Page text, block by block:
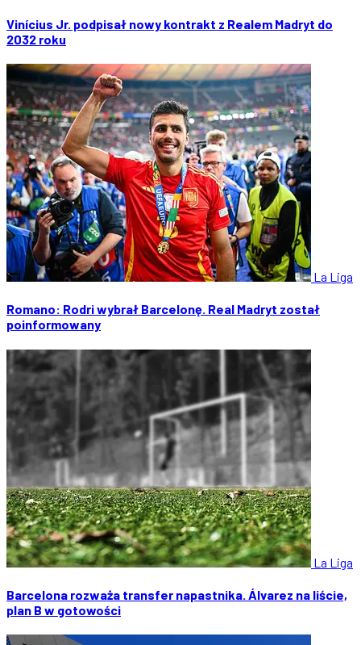
Vinícius Jr. podpisał nowy kontrakt z Realem Madryt do
2032 roku
La Liga
Romano: Rodri wybrał Barcelonę. Real Madryt został
poinformowany
La Liga
Barcelona rozważa transfer napastnika. Álvarez na liście,
plan B w gotowości